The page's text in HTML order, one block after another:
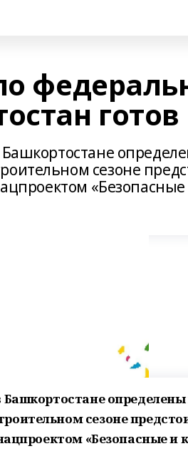
готов
сезоне
сезоне
«Безопасные и